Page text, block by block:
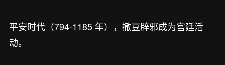
平安时代（794-1185 年），撒豆辟邪成为宫廷活
动。